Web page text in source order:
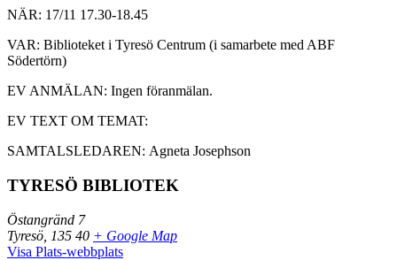
NÄR: 17/11 17.30-18.45
VAR: Biblioteket i Tyresö Centrum (i samarbete med ABF
Södertörn)
EV ANMÄLAN: Ingen föranmälan.
EV TEXT OM TEMAT:
SAMTALSLEDAREN: Agneta Josephson
TYRESÖ BIBLIOTEK
Östangränd 7
Tyresö 135 40 + Google Map
Visa Plats-webbplats